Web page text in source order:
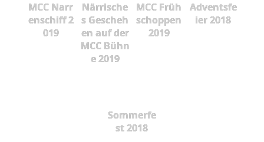
MCC Narr
enschiff 2
019
Närrische
s Gescheh
en auf der
MCC Bühn
e 2019
MCC Früh
schoppen
2019
Adventsfe
ier 2018
Sommerfe
st 2018